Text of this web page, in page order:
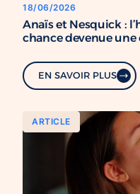
18/06/2026
Anaïs et Nesquick :
chance devenue une
EN SAVOIR PLUS
ARTICLE